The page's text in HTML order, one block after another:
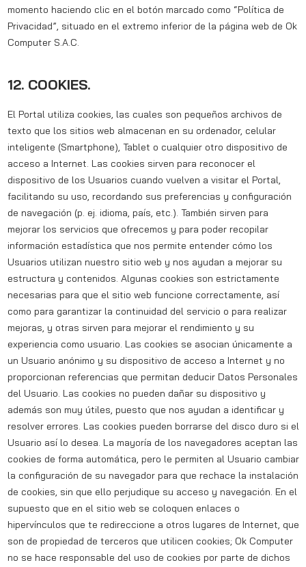
momento haciendo clic en el botón marcado como “Política de
Privacidad”, situado en el extremo inferior de la página web de Ok
Computer S.A.C.
12. COOKIES.
El Portal utiliza cookies, las cuales son pequeños archivos de
texto que los sitios web almacenan en su ordenador, celular
inteligente (Smartphone), Tablet o cualquier otro dispositivo de
acceso a Internet. Las cookies sirven para reconocer el
dispositivo de los Usuarios cuando vuelven a visitar el Portal,
facilitando su uso, recordando sus preferencias y configuración
de navegación (p. ej. idioma, país, etc.). También sirven para
mejorar los servicios que ofrecemos y para poder recopilar
información estadística que nos permite entender cómo los
Usuarios utilizan nuestro sitio web y nos ayudan a mejorar su
estructura y contenidos. Algunas cookies son estrictamente
necesarias para que el sitio web funcione correctamente, así
como para garantizar la continuidad del servicio o para realizar
mejoras, y otras sirven para mejorar el rendimiento y su
experiencia como usuario. Las cookies se asocian únicamente a
un Usuario anónimo y su dispositivo de acceso a Internet y no
proporcionan referencias que permitan deducir Datos Personales
del Usuario. Las cookies no pueden dañar su dispositivo y
además son muy útiles, puesto que nos ayudan a identificar y
resolver errores. Las cookies pueden borrarse del disco duro si el
Usuario así lo desea. La mayoría de los navegadores aceptan las
cookies de forma automática, pero le permiten al Usuario cambiar
la configuración de su navegador para que rechace la instalación
de cookies, sin que ello perjudique su acceso y navegación. En el
supuesto que en el sitio web se coloquen enlaces o
hipervínculos que te redireccione a otros lugares de Internet, que
son de propiedad de terceros que utilicen cookies; Ok Computer
no se hace responsable del uso de cookies por parte de dichos